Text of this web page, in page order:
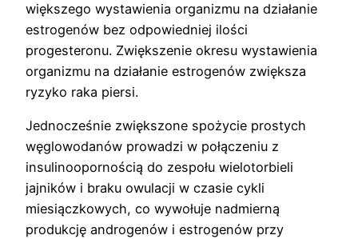
większego wystawienia organizmu na działanie
estrogenów bez odpowiedniej ilości
progesteronu. Zwiększenie okresu wystawienia
organizmu na działanie estrogenów zwiększa
ryzyko raka piersi.
Jednocześnie zwiększone spożycie prostych
węglowodanów prowadzi w połączeniu z
insulinoopornością do zespołu wielotorbieli
jajników i braku owulacji w czasie cykli
miesiączkowych, co wywołuje nadmierną
produkcję androgenów i estrogenów przy